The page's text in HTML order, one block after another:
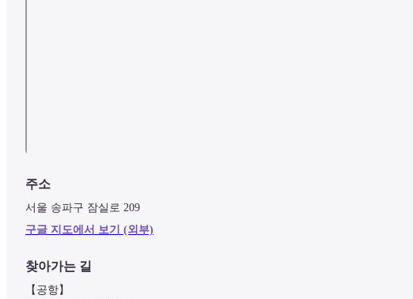
주소
서울 송파구 잠실로 209
구글 지도에서 보기 (외부)
찾아가는 길
【공항】